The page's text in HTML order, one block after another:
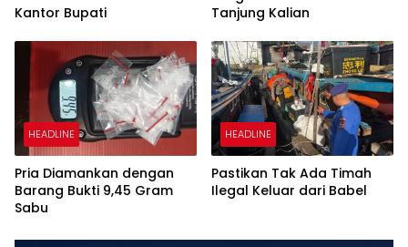
Kantor Bupati
Tanjung Kalian
HEADLINE
Pria Diamankan dengan
Barang Bukti 9,45 Gram
Sabu
HEADLINE
Pastikan Tak Ada Timah
Ilegal Keluar dari Babel